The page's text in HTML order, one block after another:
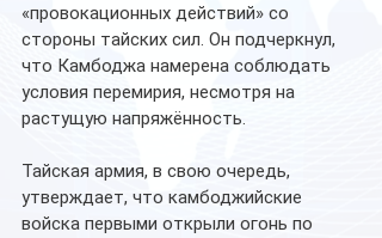
«провокационных действий» со
стороны тайских сил. Он подчеркнул,
что Камбоджа намерена соблюдать
условия перемирия, несмотря на
растущую напряжённость.
Тайская армия, в свою очередь,
утверждает, что камбоджийские
войска первыми открыли огонь по